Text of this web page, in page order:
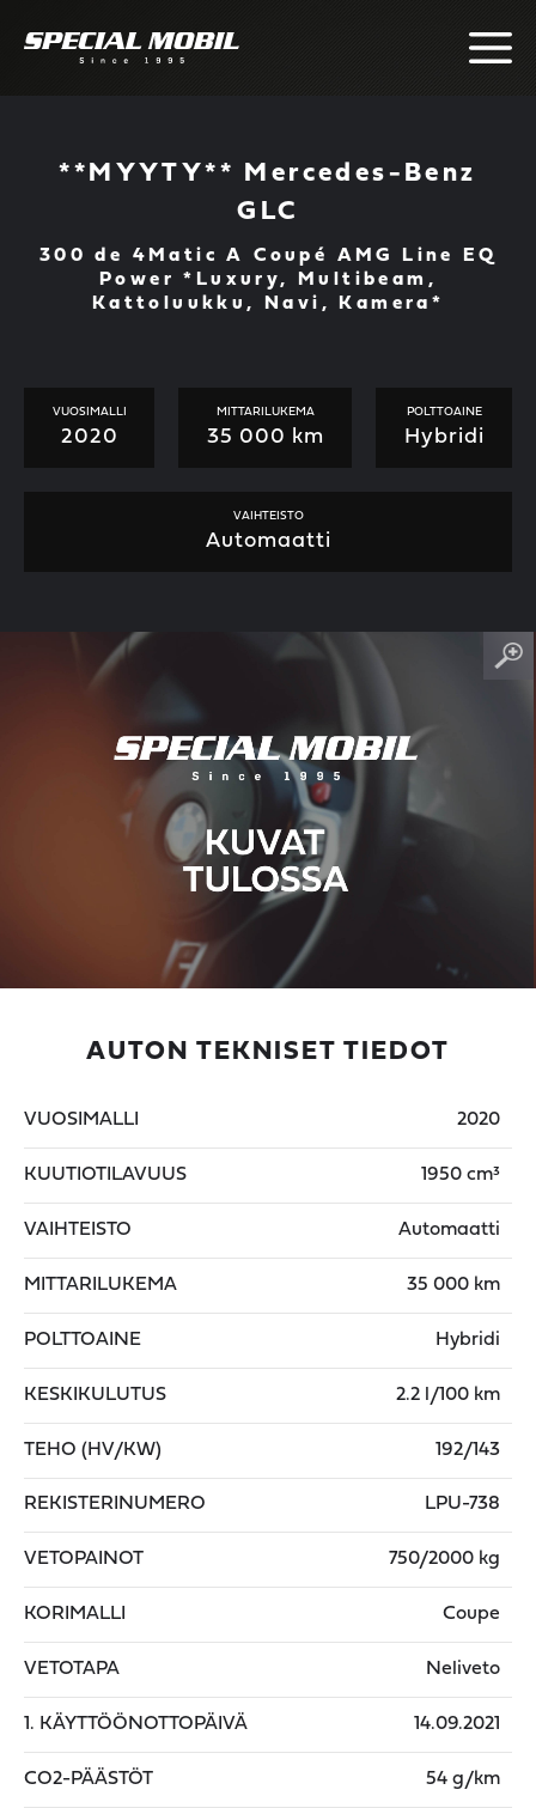
**MYYTY** Mercedes-Benz
GLC
300 de 4Matic A Coupé AMG Line EQ
Power *Luxury, Multibeam,
Kattoluukku, Navi, Kamera*
VUOSIMALLI
2020
MITTARILUKEMA
35 000 km
POLTTOAINE
Hybridi
VAIHTEISTO
Automaatti
AUTON TEKNISET TIEDOT
VUOSIMALLI 2020
KUUTIOTILAVUUS 1950 cm³
VAIHTEISTO Automaatti
MITTARILUKEMA 35 000 km
POLTTOAINE Hybridi
KESKIKULUTUS 2.2 l/100 km
TEHO (HV/KW) 192/143
REKISTERINUMERO LPU-738
VETOPAINOT 750/2000 kg
KORIMALLI Coupe
VETOTAPA Neliveto
1. KÄYTTÖÖNOTTOPÄIVÄ 14.09.2021
CO2-PÄÄSTÖT 54 g/km